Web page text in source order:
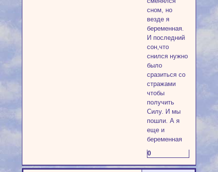
сном, но
везде я
беременная.
И последний
сон,что
снился нужно
было
сразиться со
стражами
чтобы
получить
Силу. И мы
пошли. А я
еще и
беременная
0